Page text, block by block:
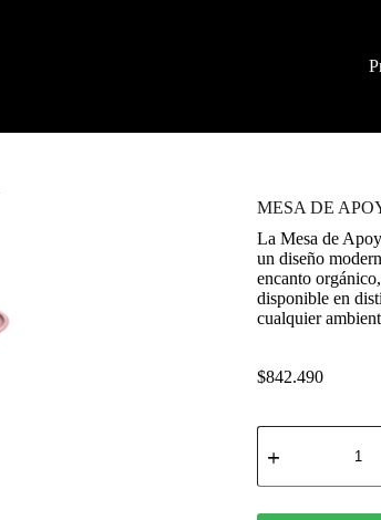
MESA DE
La Mesa de
un diseño
encanto
disponible en
cualquier
$842.490
MESA
DE
NIX
cantidad